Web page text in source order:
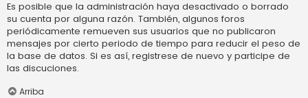
Es posible que la administración haya desactivado o borrado
su cuenta por alguna razón. También, algunos foros
periódicamente remueven sus usuarios que no publicaron
mensajes por cierto periodo de tiempo para reducir el peso de
la base de datos. Si es así, registrese de nuevo y participe de
las discuciones.
Arriba